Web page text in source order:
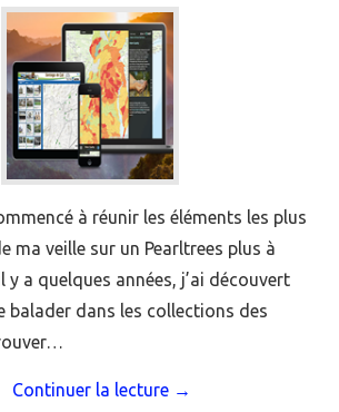
à réunir les éléments les plus
ma veille sur un Pearltrees plus à
y a quelques années, j’ai découvert
balader dans les collections des
Continuer la lecture →